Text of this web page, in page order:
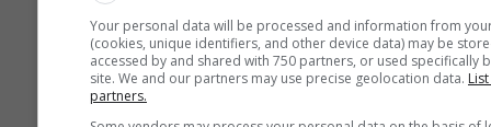
Your personal data will be processed and information from
(cookies, unique identifiers, and other device data) may be
accessed by and shared with 750 partners, or used specifically
site. We and our partners may use precise geolocation data.
partners.